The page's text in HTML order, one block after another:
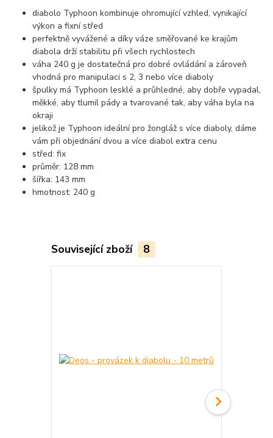
diabolo Typhoon kombinuje ohromující vzhled, vynikající
výkon a fixní střed
perfektně vyvážené a díky váze směřované ke krajům
diabola drží stabilitu při všech rychlostech
váha 240 g je dostatečná pro dobré ovládání a zároveň
vhodná pro manipulaci s 2, 3 nebo více diaboly
špulky má Typhoon lesklé a průhledné, aby dobře vypadal,
měkké, aby tlumil pády a tvarované tak, aby váha byla na
okraji
jelikož je Typhoon ideální pro žongláž s více diaboly, dáme
vám při objednání dvou a více diabol extra cenu
střed: fix
průměr: 128 mm
šířka: 143 mm
hmotnost: 240 g
Související zboží 8